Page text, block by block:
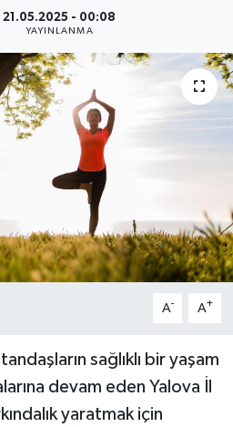
21.05.2025 - 00:08
YAYINLANMA
A- A+
sağlıklı bir yaşam
devam eden Yalova İl
yaratmak için